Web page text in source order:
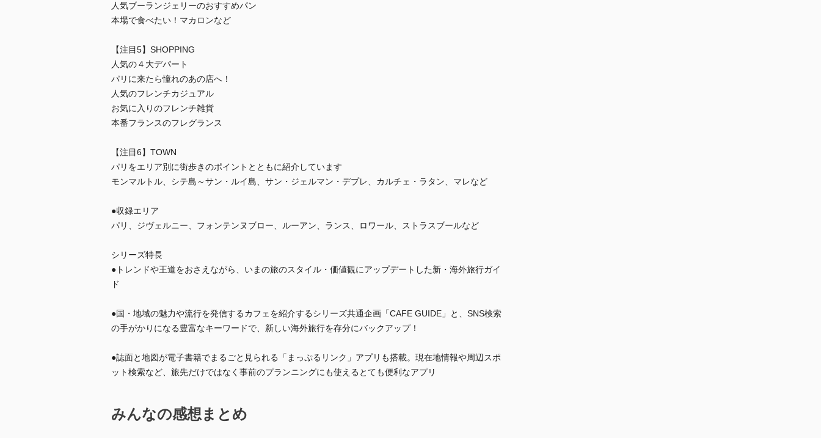
人気ブーランジェリーのおすすめパン
本場で食べたい！マカロンなど
【注目5】SHOPPING
人気の４大デパート
パリに来たら憧れのあの店へ！
人気のフレンチカジュアル
お気に入りのフレンチ雑貨
本番フランスのフレグランス
【注目6】TOWN
パリをエリア別に街歩きのポイントとともに紹介しています
モンマルトル、シテ島～サン・ルイ島、サン・ジェルマン・デプレ、カルチェ・ラタン、マレなど
●収録エリア
パリ、ジヴェルニー、フォンテンヌブロー、ルーアン、ランス、ロワール、ストラスブールなど
シリーズ特長
●トレンドや王道をおさえながら、いまの旅のスタイル・価値観にアップデートした新・海外旅行ガイ
ド
●国・地域の魅力や流行を発信するカフェを紹介するシリーズ共通企画「CAFE GUIDE」と、SNS検索
の手がかりになる豊富なキーワードで、新しい海外旅行を存分にバックアップ！
●誌面と地図が電子書籍でまるごと見られる「まっぷるリンク」アプリも搭載。現在地情報や周辺スポ
ット検索など、旅先だけではなく事前のプランニングにも使えるとても便利なアプリ
みんなの感想まとめ